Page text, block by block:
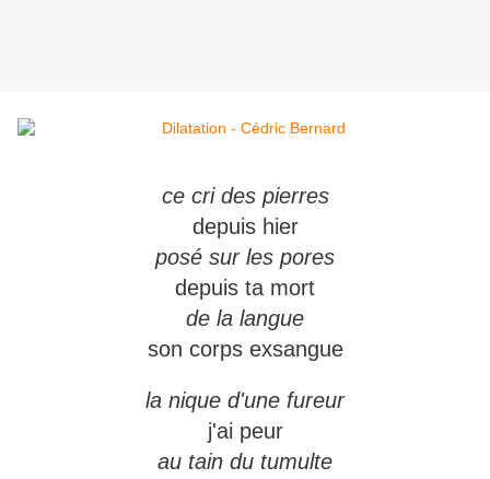
ce cri des pierres
depuis hier
posé sur les pores
depuis ta mort
de la langue
son corps exsangue
la nique d'une fureur
j'ai peur
au tain du tumulte